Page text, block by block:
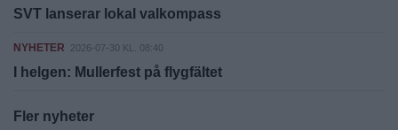
SVT lanserar lokal valkompass
NYHETER 2026-07-30 KL. 08:40
I helgen: Mullerfest på flygfältet
Fler nyheter